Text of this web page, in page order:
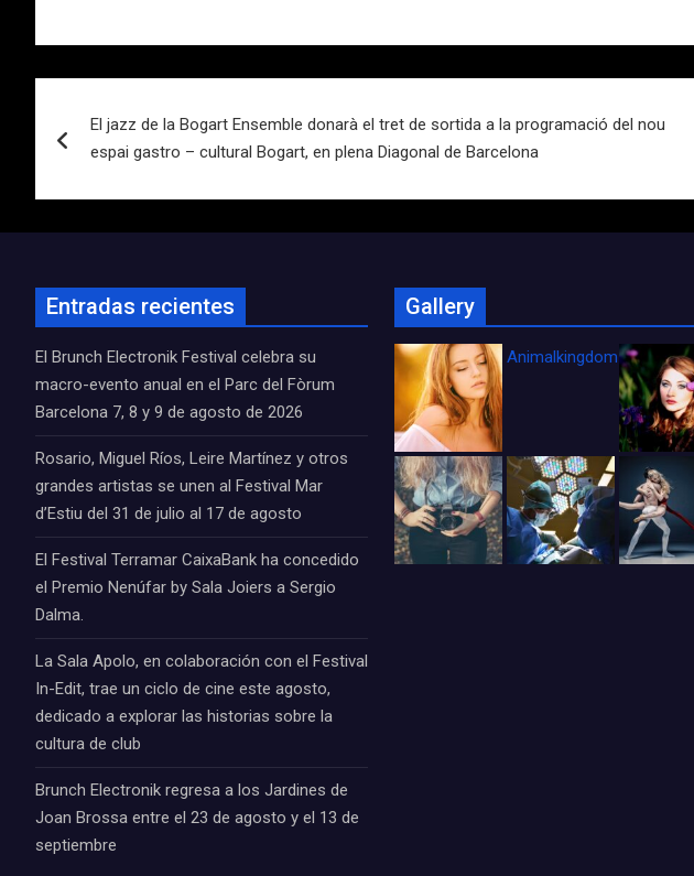
de
entradas
El jazz de la Bogart Ensemble donarà el tret de sortida a la programació del nou
espai gastro – cultural Bogart, en plena Diagonal de Barcelona
Entradas recientes
El Brunch Electronik Festival celebra su
macro-evento anual en el Parc del Fòrum
Barcelona 7, 8 y 9 de agosto de 2026
Rosario, Miguel Ríos, Leire Martínez y otros
grandes artistas se unen al Festival Mar
d’Estiu del 31 de julio al 17 de agosto
El Festival Terramar CaixaBank ha concedido
el Premio Nenúfar by Sala Joiers a Sergio
Dalma.
La Sala Apolo, en colaboración con el Festival
In-Edit, trae un ciclo de cine este agosto,
dedicado a explorar las historias sobre la
cultura de club
Brunch Electronik regresa a los Jardines de
Joan Brossa entre el 23 de agosto y el 13 de
septiembre
Gallery
Animalkingdom_FichaCine